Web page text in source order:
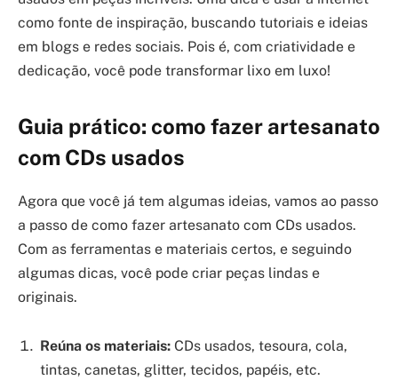
como fonte de inspiração, buscando tutoriais e ideias
em blogs e redes sociais. Pois é, com criatividade e
dedicação, você pode transformar lixo em luxo!
Guia prático: como fazer artesanato
com CDs usados
Agora que você já tem algumas ideias, vamos ao passo
a passo de como fazer artesanato com CDs usados.
Com as ferramentas e materiais certos, e seguindo
algumas dicas, você pode criar peças lindas e
originais.
Reúna os materiais: CDs usados, tesoura, cola,
tintas, canetas, glitter, tecidos, papéis, etc.